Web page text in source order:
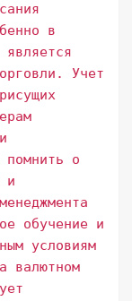
в
Учет
помнить о
и
обучение и
условиям
валютном